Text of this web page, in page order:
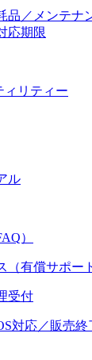
品／メンテナ
応期限
ィリティー
ル
）
（有償サポー
受付
対応／販売